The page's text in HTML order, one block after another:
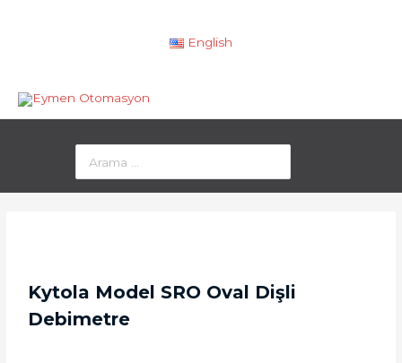
English
Kytola Model SRO Oval Dişli
Debimetre